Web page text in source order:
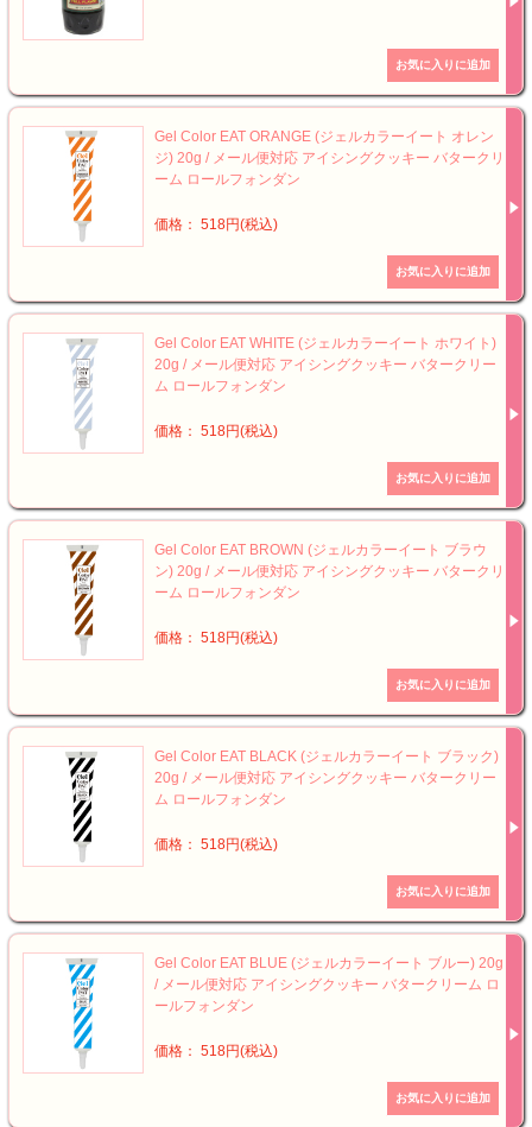
Gel Color EAT ORANGE (ジェルカラーイート オレン
ジ) 20g / メール便対応 アイシングクッキー バタークリ
ーム ロールフォンダン
価格： 518円(税込)
Gel Color EAT WHITE (ジェルカラーイート ホワイト)
20g / メール便対応 アイシングクッキー バタークリー
ム ロールフォンダン
価格： 518円(税込)
Gel Color EAT BROWN (ジェルカラーイート ブラウ
ン) 20g / メール便対応 アイシングクッキー バタークリ
ーム ロールフォンダン
価格： 518円(税込)
Gel Color EAT BLACK (ジェルカラーイート ブラック)
20g / メール便対応 アイシングクッキー バタークリー
ム ロールフォンダン
価格： 518円(税込)
Gel Color EAT BLUE (ジェルカラーイート ブルー) 20g
/ メール便対応 アイシングクッキー バタークリーム ロ
ールフォンダン
価格： 518円(税込)